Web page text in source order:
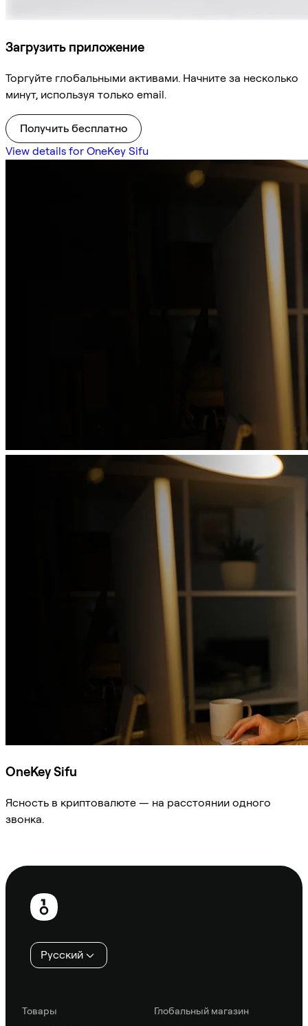
Загрузить приложение
Торгуйте глобальными активами. Начните за несколько
минут, используя только email.
Получить бесплатно
View details for OneKey Sifu
OneKey Sifu
Ясность в криптовалюте — на расстоянии одного
звонка.
Нижний
колонтитул
Русский
Товары
Глобальный магазин